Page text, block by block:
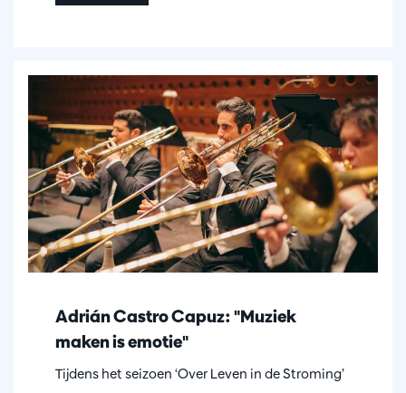
Adrián Castro Capuz: "Muziek
maken is emotie"
Tijdens het seizoen ‘Over Leven in de Stroming’